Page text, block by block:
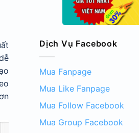
Dịch Vụ Facebook
Mua Fanpage
Mua Like Fanpage
Mua Follow Facebook
Mua Group Facebook